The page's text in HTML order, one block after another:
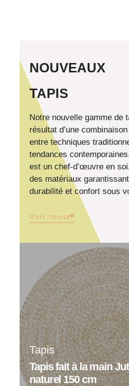
NOUVEAUX
TAPIS
Notre nouvelle gamme de
résultat d’une
entre techniques
tendances
est un chef-d’œuvre en
des matériaux
durabilité et confort sous
Voir tous
Tapis
Tapis fait à la main
naturel 150 cm